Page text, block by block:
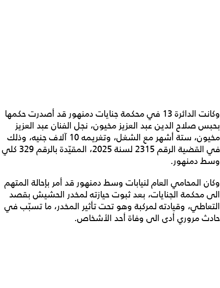
وكانت الدائرة 13 في محكمة جنايات دمنهور قد أصدرت حكمها
بحبس صلاح الدين عبد العزيز مخيون، نجل الفنان عبد العزيز
مخيون، ستة أشهر مع الشغل، وتغريمه 10 آلاف جنيه، وذلك
في القضية الرقم 2315 لسنة 2025، المقيّدة بالرقم 329 كلي
وسط دمنهور.
وكان المحامي العام لنيابات وسط دمنهور قد أمر بإحالة المتهم
الى محكمة الجنايات، بعد ثبوت حيازته لمخدر الحشيش بقصد
التعاطي، وقيادته لمركبة وهو تحت تأثير المخدر، ما تسبّب في
حادث مروري أدى الى وفاة أحد الأشخاص.